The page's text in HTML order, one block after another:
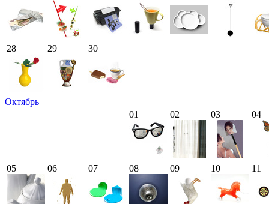
28 29 30
Октябрь
01
02 03 04
05 06 07 08 09 10 11